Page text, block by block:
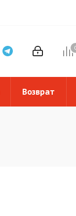
Возврат